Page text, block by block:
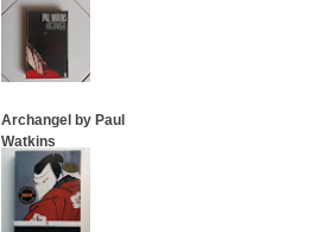
Archangel by Paul
Watkins